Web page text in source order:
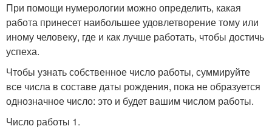
При помощи нумерологии можно определить, какая
работа принесет наибольшее удовлетворение тому или
иному человеку, где и как лучше работать, чтобы достичь
успеха.
Чтобы узнать собственное число работы, суммируйте
все числа в составе даты рождения, пока не образуется
однозначное число: это и будет вашим числом работы.
Число работы 1.